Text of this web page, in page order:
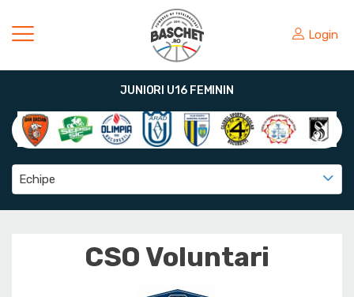
Login
JUNIORI U16 FEMININ
Echipe
CSO Voluntari